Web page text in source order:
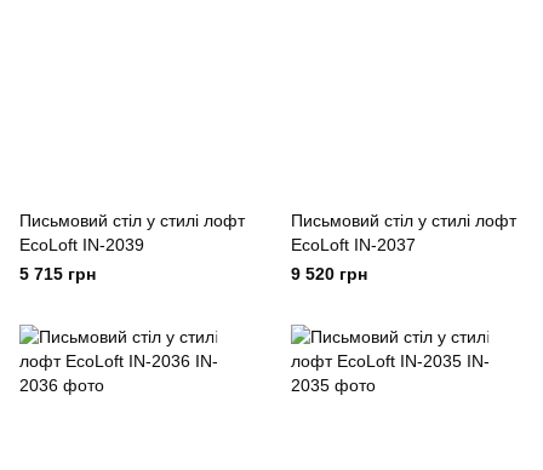
Письмовий стіл у стилі лофт
EcoLoft IN-2039
5 715 грн
Письмовий стіл у стилі лофт
EcoLoft IN-2037
9 520 грн